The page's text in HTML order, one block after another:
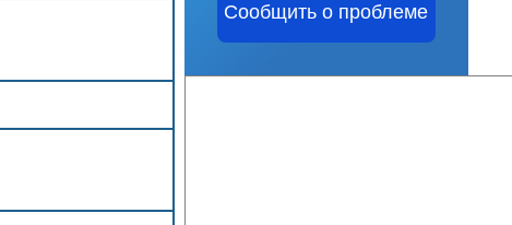
Сообщить о проблеме